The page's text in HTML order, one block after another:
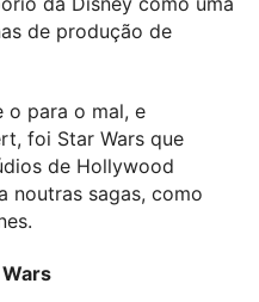
de produção de
o para o mal, e
foi Star Wars que
de Hollywood
noutras sagas, como